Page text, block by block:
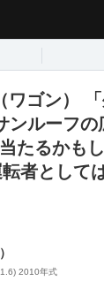
ワゴン）
ンルーフ
たるかも
者として
2010年式